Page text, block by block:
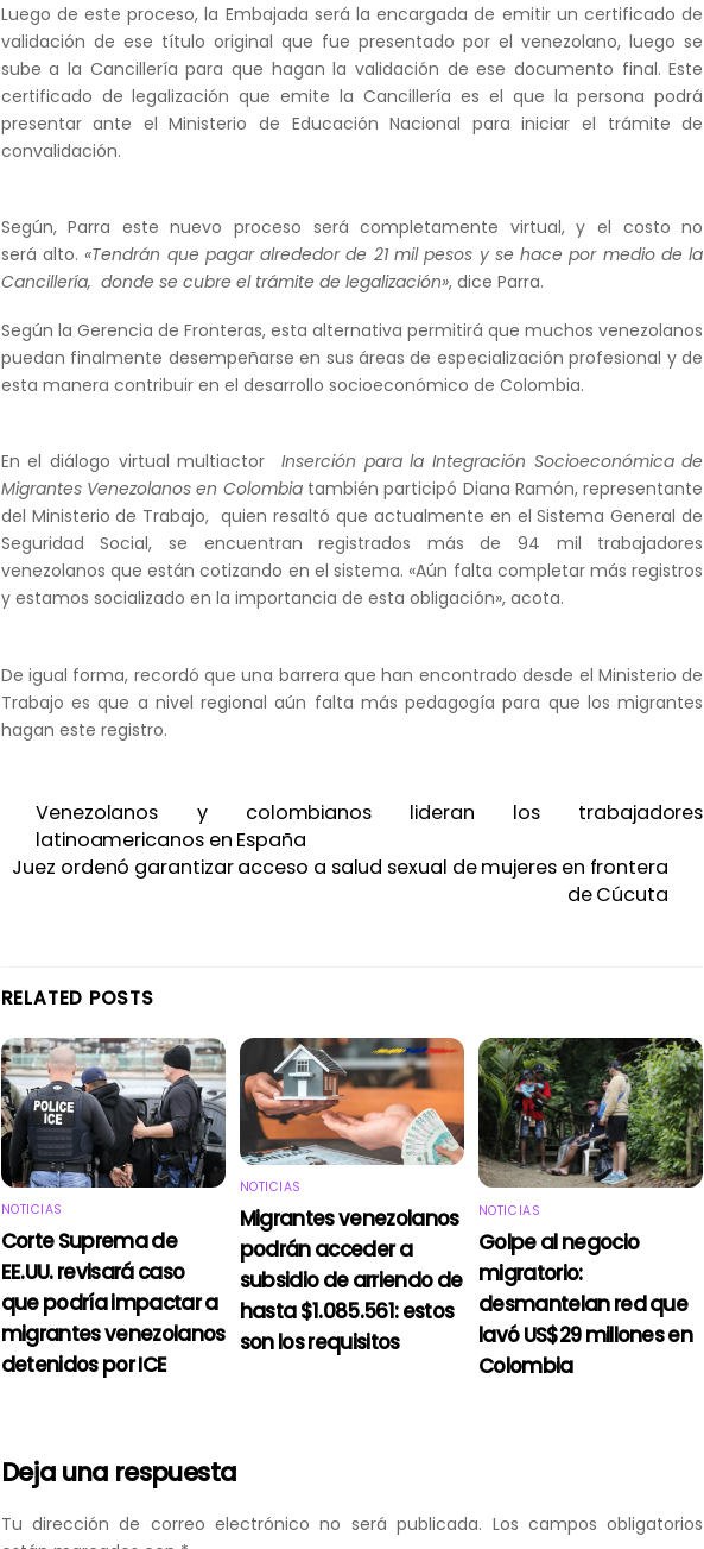
Luego de este proceso, la Embajada será la encargada de emitir un certificado de
validación de ese título original que fue presentado por el venezolano, luego se
sube a la Cancillería para que hagan la validación de ese documento final. Este
certificado de legalización que emite la Cancillería es el que la persona podrá
presentar ante el Ministerio de Educación Nacional para iniciar el trámite de
convalidación.
Según, Parra este nuevo proceso será completamente virtual, y el costo no
será alto.«Tendrán que pagar alrededor de 21 mil pesos y se hace por medio de la
Cancillería, donde se cubre el trámite de legalización», dice Parra.
Según la Gerencia de Fronteras, esta alternativa permitirá que muchos venezolanos
puedan finalmente desempeñarse en sus áreas de especialización profesional y de
esta manera contribuir en el desarrollo socioeconómico de Colombia.
En el diálogo virtual multiactor Inserción para la Integración Socioeconómica de
Migrantes Venezolanos en Colombiatambién participó Diana Ramón, representante
del Ministerio de Trabajo, quien resaltó que actualmente en el Sistema General de
Seguridad Social, se encuentran registrados más de 94 mil trabajadores
venezolanos que están cotizando en el sistema. «Aún falta completar más registros
y estamos socializado en la importancia de esta obligación», acota.
De igual forma, recordó que una barrera que han encontrado desde el Ministerio de
Trabajo es que a nivel regional aún falta más pedagogía para que los migrantes
hagan este registro.
Venezolanos y colombianos lideran los trabajadores
latinoamericanos en España
Juez ordenó garantizar acceso a salud sexual de mujeres en frontera
de Cúcuta
RELATED POSTS
NOTICIAS
Corte Suprema de
EE.UU. revisará caso
que podría impactar a
migrantes venezolanos
detenidos por ICE
NOTICIAS
Migrantes venezolanos
podrán acceder a
subsidio de arriendo de
hasta $1.085.561: estos
son los requisitos
NOTICIAS
Golpe al negocio
migratorio:
desmantelan red que
lavó US$29 millones en
Colombia
Deja una respuesta
Tu dirección de correo electrónico no será publicada. Los campos obligatorios